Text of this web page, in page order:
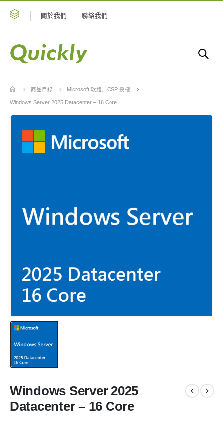
關於我們 聯絡我們
商品目錄 Microsoft 軟體 CSP 授權
Windows Server 2025 Datacenter – 16 Core
Windows Server 2025
Datacenter – 16 Core